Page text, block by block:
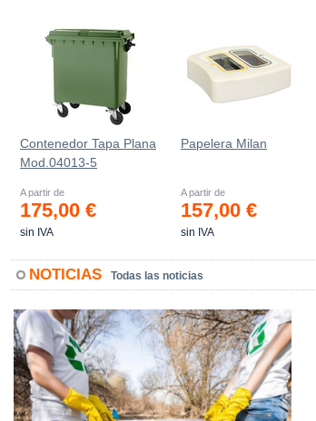
Contenedor Tapa Plana
Mod.04013-5
A partir de
175,00 €
sin IVA
Papelera Milan
A partir de
157,00 €
sin IVA
NOTICIAS Todas las noticias